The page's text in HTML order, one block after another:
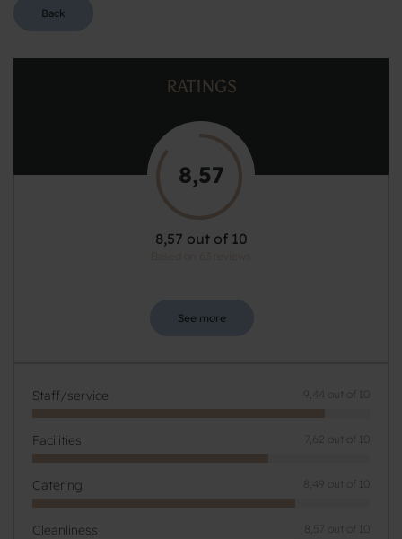
Back
RATINGS
8,57
8,57 out of 10
See more
Staff/service 9,44 out of 10
Facilities 7,62 out of 10
Catering 8,49 out of 10
Cleanliness 8,57 out of 10